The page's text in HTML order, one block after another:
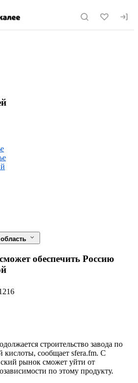
по сайту vbakalee.ru
сможет обеспечить
обеспечить Россию
строительство завода по
кислоты, сообщает sfera.fm. С
рынок сможет уйти от
по этому продукту.